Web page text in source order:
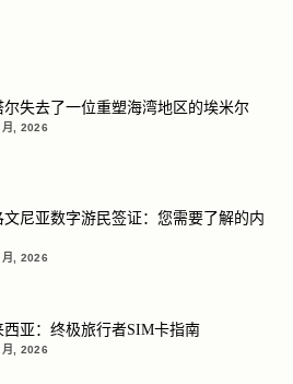
尔失去了一位重塑海湾地区的埃米尔
, 2026
文尼亚数字游民签证：您需要了解的内
, 2026
西亚：终极旅行者SIM卡指南
, 2026